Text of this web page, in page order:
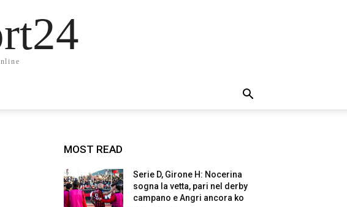
MOST READ
Serie D, Girone H: Nocerina
sogna la vetta, pari nel derby
campano e Angri ancora ko